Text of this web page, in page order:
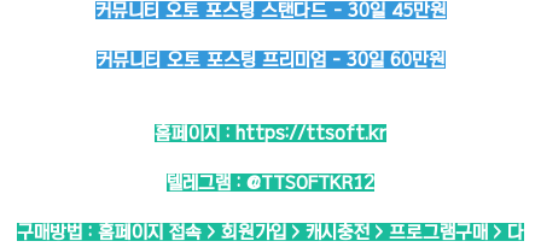
커뮤니티 오토 포스팅 스탠다드 - 30일 45만원
커뮤니티 오토 포스팅 프리미엄 - 30일 60만원
홈페이지 : https://ttsoft.kr
텔레그램 : @TTSOFTKR12
구매방법 : 홈페이지 접속 > 회원가입 > 캐시충전 > 프로그램구매 > 다